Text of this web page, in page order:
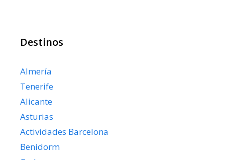
Destinos
Almería
Tenerife
Alicante
Asturias
Actividades Barcelona
Benidorm